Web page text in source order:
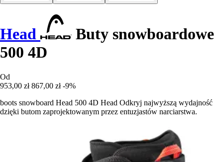
Head
Buty snowboardowe
500 4D
Od
953,00 zł 867,00 zł -9%
boots snowboard Head 500 4D Head Odkryj najwyższą wydajność
dzięki butom zaprojektowanym przez entuzjastów narciarstwa.